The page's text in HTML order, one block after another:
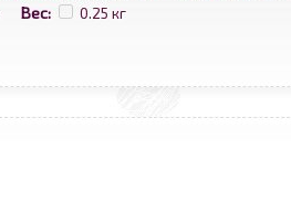
Вес: 0.25 кг